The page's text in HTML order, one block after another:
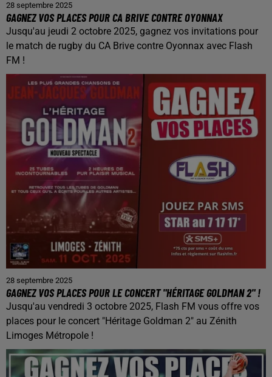
28 septembre 2025
GAGNEZ VOS PLACES POUR CA BRIVE CONTRE OYONNAX
Jusqu'au jeudi 2 octobre 2025, gagnez vos invitations pour
le match de rugby du CA Brive contre Oyonnax avec Flash
FM !
28 septembre 2025
GAGNEZ VOS PLACES POUR LE CONCERT "HÉRITAGE GOLDMAN 2" !
Jusqu'au vendredi 3 octobre 2025, Flash FM vous offre vos
places pour le concert "Héritage Goldman 2" au Zénith
Limoges Métropole !